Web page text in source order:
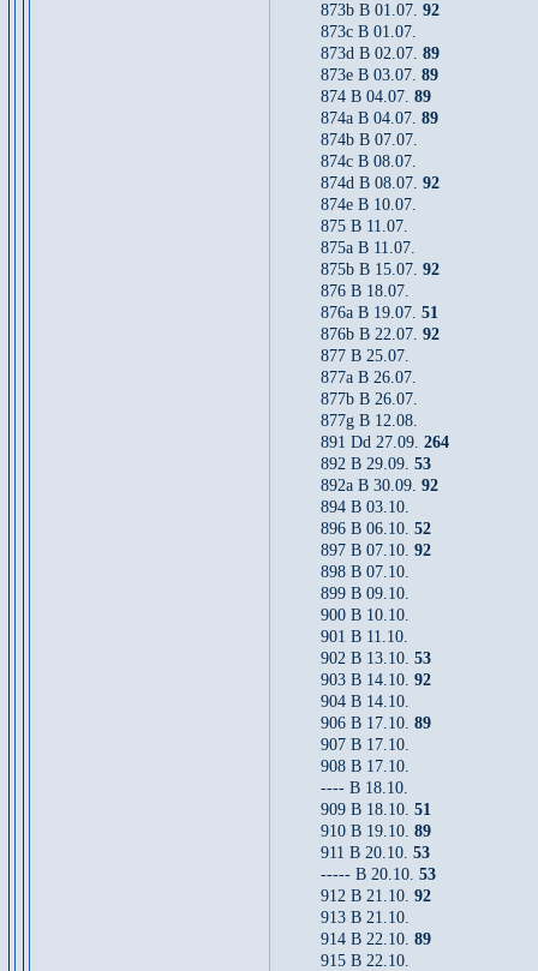
873b B 01.07. 92
873c B 01.07.
873d B 02.07. 89
873e B 03.07. 89
874 B 04.07. 89
874a B 04.07. 89
874b B 07.07.
874c B 08.07.
874d B 08.07. 92
874e B 10.07.
875 B 11.07.
875a B 11.07.
875b B 15.07. 92
876 B 18.07.
876a B 19.07. 51
876b B 22.07. 92
877 B 25.07.
877a B 26.07.
877b B 26.07.
877g B 12.08.
891 Dd 27.09. 264
892 B 29.09. 53
892a B 30.09. 92
894 B 03.10.
896 B 06.10. 52
897 B 07.10. 92
898 B 07.10.
899 B 09.10.
900 B 10.10.
901 B 11.10.
902 B 13.10. 53
903 B 14.10. 92
904 B 14.10.
906 B 17.10. 89
907 B 17.10.
908 B 17.10.
---- B 18.10.
909 B 18.10. 51
910 B 19.10. 89
911 B 20.10. 53
----- B 20.10. 53
912 B 21.10. 92
913 B 21.10.
914 B 22.10. 89
915 B 22.10.